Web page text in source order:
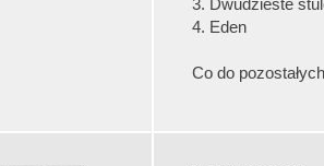
3. Dwudzieste
4. Eden
Co do